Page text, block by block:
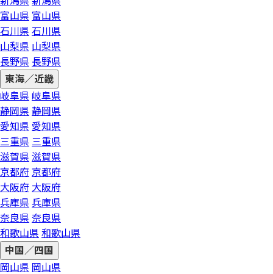
富山県 富山県
石川県 石川県
山梨県 山梨県
長野県 長野県
東海／近畿
岐阜県 岐阜県
静岡県 静岡県
愛知県 愛知県
三重県 三重県
滋賀県 滋賀県
京都府 京都府
大阪府 大阪府
兵庫県 兵庫県
奈良県 奈良県
和歌山県 和歌山県
中国／四国
岡山県 岡山県